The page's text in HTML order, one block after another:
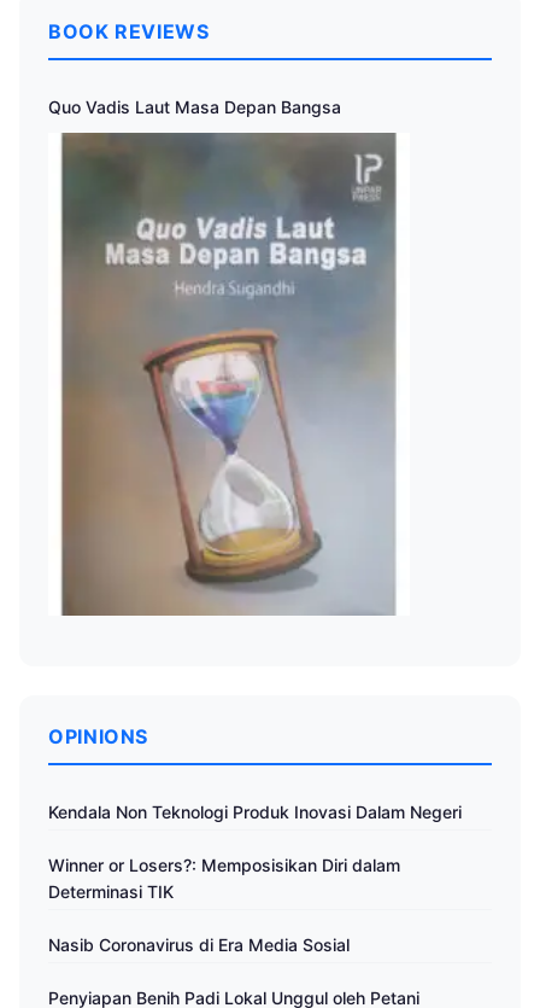
BOOK REVIEWS
Quo Vadis Laut Masa Depan Bangsa
OPINIONS
Kendala Non Teknologi Produk Inovasi Dalam Negeri
Winner or Losers?: Memposisikan Diri dalam
Determinasi TIK
Nasib Coronavirus di Era Media Sosial
Penyiapan Benih Padi Lokal Unggul oleh Petani